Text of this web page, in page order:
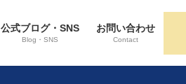
公式ブログ・SNS
Blog・SNS
お問い合わせ
Contact